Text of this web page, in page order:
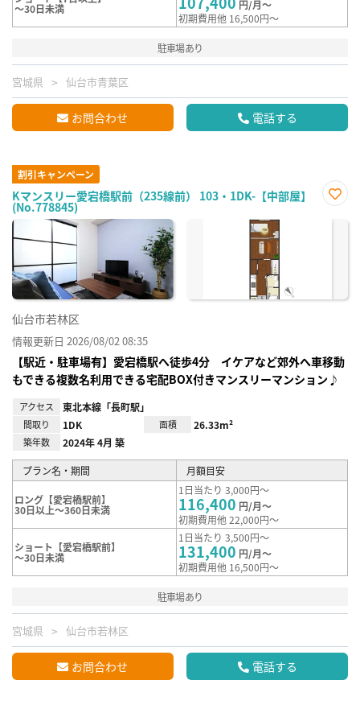
～30日未満
円/月～
初期費用他 16,500円～
駐車場あり
宮城県 仙台市青葉区
お問合わせ 電話する
割引キャンペーン
Kマンスリー愛宕橋駅前（235線前） 103・1DK-【中部屋】
(No.778845)
に入
仙台市若林区
情報更新日 2026/08/02 08:35
【駅近・駐車場有】愛宕橋駅へ徒歩4分 イケアなど郊外へ車移動
もできる複数名利用できる宅配BOX付きマンスリーマンション♪
アクセス 東北本線「長町駅」
間取り 1DK 面積 26.33m²
築年数 2024年 4月 築
プラン名・期間 月額目安
ロング【愛宕橋駅前】
30日以上～360日未満
1日当たり 3,000円～
116,400 円/月～
初期費用他 22,000円～
ショート【愛宕橋駅前】
～30日未満
1日当たり 3,500円～
131,400 円/月～
初期費用他 16,500円～
駐車場あり
宮城県 仙台市若林区
お問合わせ 電話する